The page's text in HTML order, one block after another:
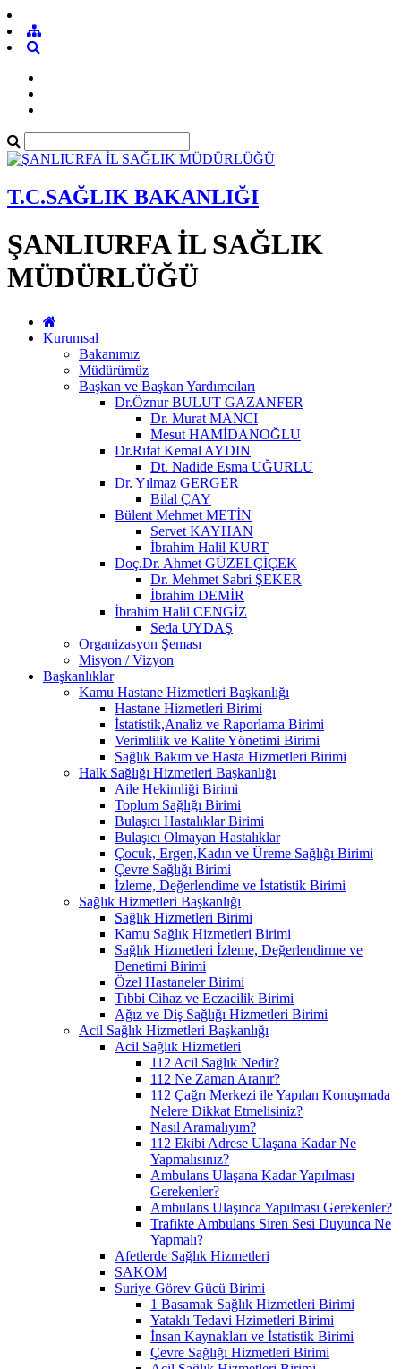
T.C.SAĞLIK BAKANLIĞI
ŞANLIURFA İL SAĞLIK
MÜDÜRLÜĞÜ
Kurumsal
Bakanımız
Müdürümüz
Başkan ve Başkan Yardımcıları
Dr.Öznur BULUT GAZANFER
Dr. Murat MANCI
Mesut HAMİDANOĞLU
Dr.Rıfat Kemal AYDIN
Dt. Nadide Esma UĞURLU
Dr. Yılmaz GERGER
Bilal ÇAY
Bülent Mehmet METİN
Servet KAYHAN
İbrahim Halil KURT
Doç.Dr. Ahmet GÜZELÇİÇEK
Dr. Mehmet Sabri ŞEKER
İbrahim DEMİR
İbrahim Halil CENGİZ
Seda UYDAŞ
Organizasyon Şeması
Misyon / Vizyon
Başkanlıklar
Kamu Hastane Hizmetleri Başkanlığı
Hastane Hizmetleri Birimi
İstatistik,Analiz ve Raporlama Birimi
Verimlilik ve Kalite Yönetimi Birimi
Sağlık Bakım ve Hasta Hizmetleri Birimi
Halk Sağlığı Hizmetleri Başkanlığı
Aile Hekimliği Birimi
Toplum Sağlığı Birimi
Bulaşıcı Hastalıklar Birimi
Bulaşıcı Olmayan Hastalıklar
Çocuk, Ergen,Kadın ve Üreme Sağlığı Birimi
Çevre Sağlığı Birimi
İzleme, Değerlendime ve İstatistik Birimi
Sağlık Hizmetleri Başkanlığı
Sağlık Hizmetleri Birimi
Kamu Sağlık Hizmetleri Birimi
Sağlık Hizmetleri İzleme, Değerlendirme ve
Denetimi Birimi
Özel Hastaneler Birimi
Tıbbi Cihaz ve Eczacilik Birimi
Ağız ve Diş Sağlığı Hizmetleri Birimi
Acil Sağlık Hizmetleri Başkanlığı
Acil Sağlık Hizmetleri
112 Acil Sağlık Nedir?
112 Ne Zaman Aranır?
112 Çağrı Merkezi ile Yapılan Konuşmada
Nelere Dikkat Etmelisiniz?
Nasıl Aramalıyım?
112 Ekibi Adrese Ulaşana Kadar Ne
Yapmalısınız?
Ambulans Ulaşana Kadar Yapılması
Gerekenler?
Ambulans Ulaşınca Yapılması Gerekenler?
Trafikte Ambulans Siren Sesi Duyunca Ne
Yapmalı?
Afetlerde Sağlık Hizmetleri
SAKOM
Suriye Görev Gücü Birimi
1 Basamak Sağlık Hizmetleri Birimi
Yataklı Tedavi Hzimetleri Birimi
İnsan Kaynakları ve İstatistik Birimi
Çevre Sağlığı Hizmetleri Birimi